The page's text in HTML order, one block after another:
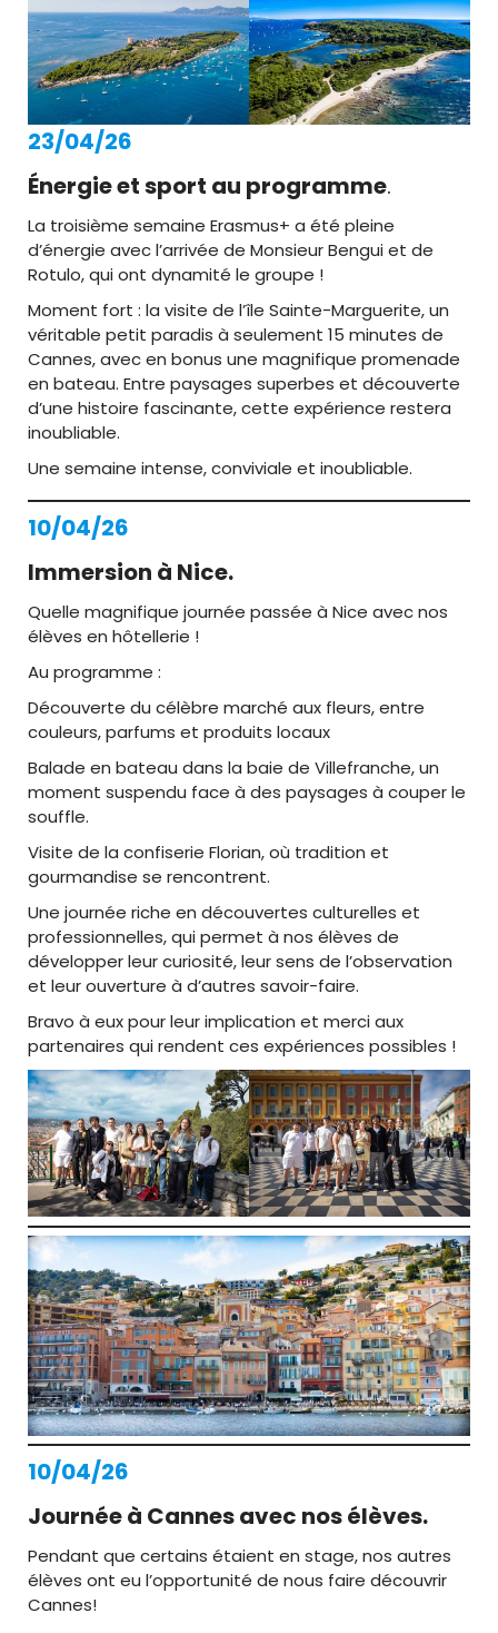
23/04/26
Énergie et sport au programme.
La troisième semaine Erasmus+ a été pleine
d’énergie avec l’arrivée de Monsieur Bengui et de
Rotulo, qui ont dynamité le groupe !
Moment fort : la visite de l’île Sainte-Marguerite, un
véritable petit paradis à seulement 15 minutes de
Cannes, avec en bonus une magnifique promenade
en bateau. Entre paysages superbes et découverte
d’une histoire fascinante, cette expérience restera
inoubliable.
Une semaine intense, conviviale et inoubliable.
10/04/26
Immersion à Nice.
Quelle magnifique journée passée à Nice avec nos
élèves en hôtellerie !
Au programme :
Découverte du célèbre marché aux fleurs, entre
couleurs, parfums et produits locaux
Balade en bateau dans la baie de Villefranche, un
moment suspendu face à des paysages à couper le
souffle.
Visite de la confiserie Florian, où tradition et
gourmandise se rencontrent.
Une journée riche en découvertes culturelles et
professionnelles, qui permet à nos élèves de
développer leur curiosité, leur sens de l’observation
et leur ouverture à d’autres savoir-faire.
Bravo à eux pour leur implication et merci aux
partenaires qui rendent ces expériences possibles !
10/04/26
Journée à Cannes avec nos élèves.
Pendant que certains étaient en stage, nos autres
élèves ont eu l’opportunité de nous faire découvrir
Cannes!